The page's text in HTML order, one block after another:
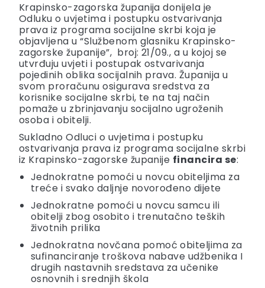
Krapinsko-zagorska županija donijela je
Odluku o uvjetima i postupku ostvarivanja
prava iz programa socijalne skrbi koja je
objavljena u “Službenom glasniku Krapinsko-
zagorske županije”, broj: 21/09., a u kojoj se
utvrđuju uvjeti i postupak ostvarivanja
pojedinih oblika socijalnih prava. Županija u
svom proračunu osigurava sredstva za
korisnike socijalne skrbi, te na taj način
pomaže u zbrinjavanju socijalno ugroženih
osoba i obitelji.
Sukladno Odluci o uvjetima i postupku
ostvarivanja prava iz programa socijalne skrbi
iz Krapinsko-zagorske županije financira se:
Jednokratne pomoći u novcu obiteljima za
treće i svako daljnje novorođeno dijete
Jednokratne pomoći u novcu samcu ili
obitelji zbog osobito i trenutačno teških
životnih prilika
Jednokratna novčana pomoć obiteljima za
sufinanciranje troškova nabave udžbenika I
drugih nastavnih sredstava za učenike
osnovnih i srednjih škola